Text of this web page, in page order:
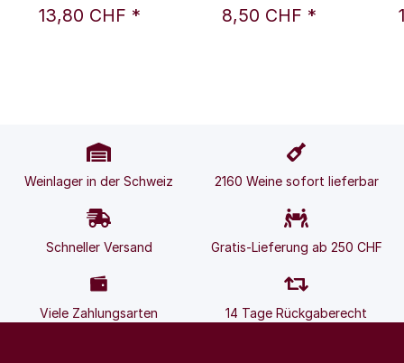
0,75 l - Kaiken
13,80 CHF *
Jamelles
8,50 CHF *
-
Weinlager in der Schweiz 2160 Weine sofort lieferbar
Schneller Versand Gratis-Lieferung ab 250 CHF
Viele Zahlungsarten 14 Tage Rückgaberecht